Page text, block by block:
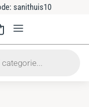
sanithuis10